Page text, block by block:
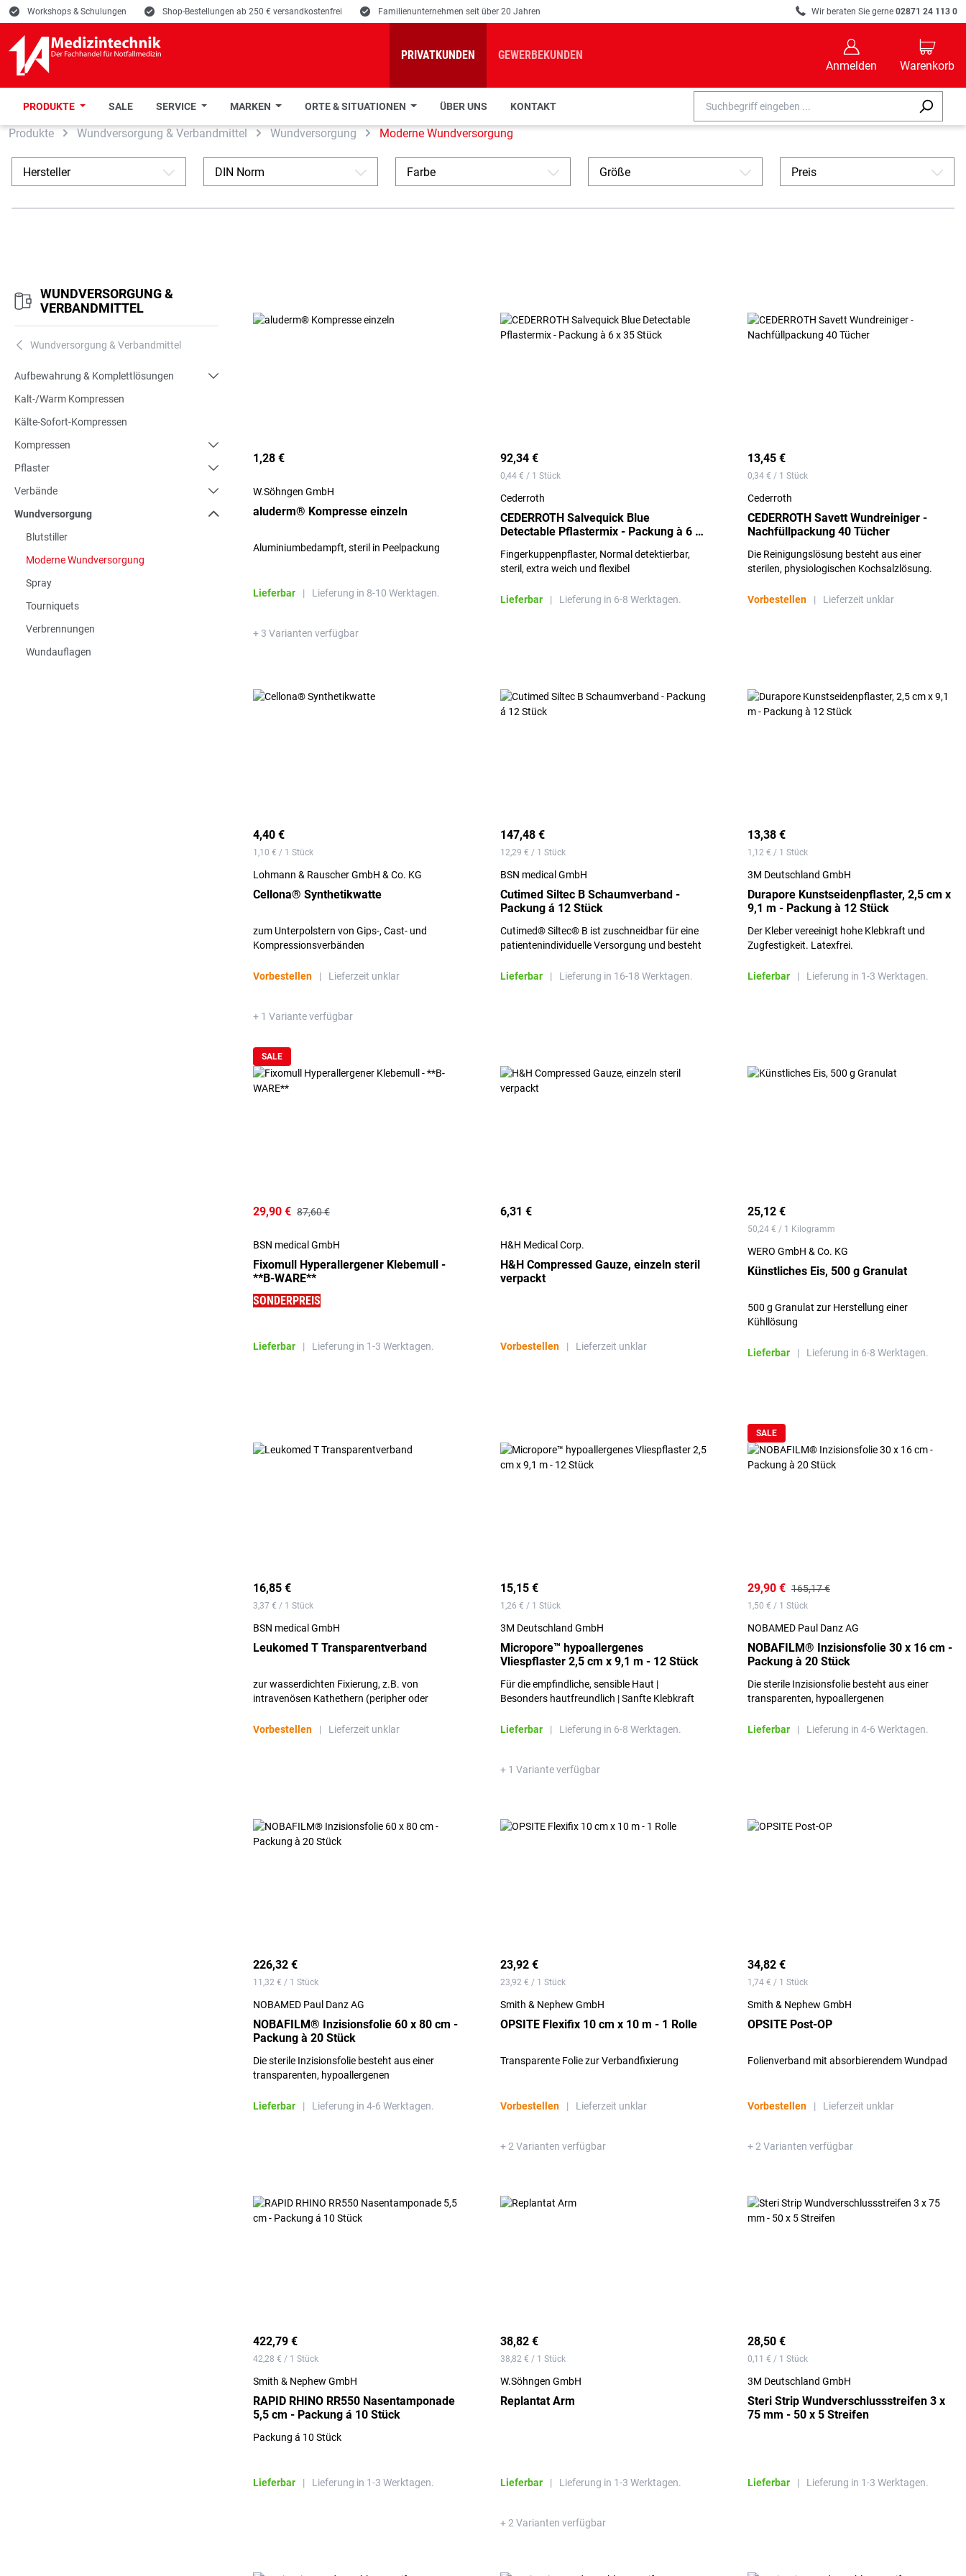
Hauptinhalt springen
Zur Suche springen
Zur Hauptnavigation springen
E Workshops & Schulungen E Shop-Bestellungen ab 250 € versandkostenfrei E Familienunternehmen seit über 20 Jahren R Wir beraten Sie gerne 02871 24 113 0
PRIVATKUNDEN GEWERBEKUNDEN
B
Anmelden
C
Warenkorb
PRODUKTE SALE SERVICE MARKEN ORTE & SITUATIONEN ÜBER UNS KONTAKT
Produkte Wundversorgung & Verbandmittel Wundversorgung Moderne Wundversorgung
Hersteller A DIN Norm A Farbe A Größe A Preis A
WUNDVERSORGUNG &
VERBANDMITTEL
A Wundversorgung & Verbandmittel
Aufbewahrung & Komplettlösungen
Kalt-/Warm Kompressen
Kälte-Sofort-Kompressen
Kompressen
Pflaster
Verbände
Wundversorgung
Blutstiller
Moderne Wundversorgung
Spray
Tourniquets
Verbrennungen
Wundauflagen
1,28 €
W.Söhngen GmbH
aluderm® Kompresse einzeln
Aluminiumbedampft, steril in Peelpackung
Lieferbar | Lieferung in 8-10 Werktagen.
+ 3 Varianten verfügbar
92,34 €
0,44 € / 1 Stück
Cederroth
CEDERROTH Salvequick Blue
Detectable Pflastermix - Packung à 6 x
Fingerkuppenpflaster, Normal detektierbar,
steril, extra weich und flexibel
Lieferbar | Lieferung in 6-8 Werktagen.
13,45 €
0,34 € / 1 Stück
Cederroth
CEDERROTH Savett Wundreiniger -
Nachfüllpackung 40 Tücher
Die Reinigungslösung besteht aus einer
sterilen, physiologischen Kochsalzlösung.
Vorbestellen | Lieferzeit unklar
4,40 €
1,10 € / 1 Stück
Lohmann & Rauscher GmbH & Co. KG
Cellona® Synthetikwatte
zum Unterpolstern von Gips-, Cast- und
Kompressionsverbänden
Vorbestellen | Lieferzeit unklar
+ 1 Variante verfügbar
147,48 €
12,29 € / 1 Stück
BSN medical GmbH
Cutimed Siltec B Schaumverband -
Packung á 12 Stück
Cutimed® Siltec® B ist zuschneidbar für eine
patientenindividuelle Versorgung und besteht
Silikonfilm inkl. Haftrand und ist zum Duschen
Lieferbar | Lieferung in 16-18 Werktagen.
13,38 €
1,12 € / 1 Stück
3M Deutschland GmbH
Durapore Kunstseidenpflaster, 2,5 cm x
9,1 m - Packung à 12 Stück
Der Kleber vereeinigt hohe Klebkraft und
Zugfestigkeit. Latexfrei.
Lieferbar | Lieferung in 1-3 Werktagen.
SALE
29,90 € 87,60 €
BSN medical GmbH
Fixomull Hyperallergener Klebemull -
**B-WARE**
SONDERPREIS
Lieferbar | Lieferung in 1-3 Werktagen.
6,31 €
H&H Medical Corp.
H&H Compressed Gauze, einzeln steril
verpackt
Vorbestellen | Lieferzeit unklar
25,12 €
50,24 € / 1 Kilogramm
WERO GmbH & Co. KG
Künstliches Eis, 500 g Granulat
500 g Granulat zur Herstellung einer
Kühllösung
Lieferbar | Lieferung in 6-8 Werktagen.
16,85 €
3,37 € / 1 Stück
BSN medical GmbH
Leukomed T Transparentverband
zur wasserdichten Fixierung, z.B. von
intravenösen Kathethern (peripher oder
Vorbestellen
| Lieferzeit unklar
15,15 €
1,26 € / 1 Stück
3M Deutschland GmbH
Micropore™ hypoallergenes
Vliespflaster 2,5 cm x 9,1 m - 12 Stück
Für die empfindliche, sensible Haut |
Besonders hautfreundlich | Sanfte Klebkraft
Lieferbar | Lieferung in 6-8 Werktagen.
+ 1 Variante verfügbar
SALE
29,90 € 165,17 €
1,50 € / 1 Stück
NOBAMED Paul Danz AG
NOBAFILM® Inzisionsfolie 30 x 16 cm -
Packung à 20 Stück
Die sterile Inzisionsfolie besteht aus einer
transparenten, hypoallergenen
hypoallergenen Kleber versehen.
Lieferbar | Lieferung in 4-6 Werktagen.
226,32 €
11,32 € / 1 Stück
NOBAMED Paul Danz AG
NOBAFILM® Inzisionsfolie 60 x 80 cm -
Packung à 20 Stück
Die sterile Inzisionsfolie besteht aus einer
transparenten, hypoallergenen
hypoallergenen Kleber versehen.
Lieferbar | Lieferung in 4-6 Werktagen.
23,92 €
23,92 € / 1 Stück
Smith & Nephew GmbH
OPSITE Flexifix 10 cm x 10 m - 1 Rolle
Transparente Folie zur Verbandfixierung
Vorbestellen | Lieferzeit unklar
+ 2 Varianten verfügbar
34,82 €
1,74 € / 1 Stück
Smith & Nephew GmbH
OPSITE Post-OP
Folienverband mit absorbierendem Wundpad
Vorbestellen | Lieferzeit unklar
+ 2 Varianten verfügbar
422,79 €
42,28 € / 1 Stück
Smith & Nephew GmbH
RAPID RHINO RR550 Nasentamponade
5,5 cm - Packung á 10 Stück
Packung á 10 Stück
Lieferbar | Lieferung in 1-3 Werktagen.
38,82 €
38,82 € / 1 Stück
W.Söhngen GmbH
Replantat Arm
Lieferbar | Lieferung in 1-3 Werktagen.
+ 2 Varianten verfügbar
28,50 €
0,11 € / 1 Stück
3M Deutschland GmbH
Steri Strip Wundverschlussstreifen 3 x
75 mm - 50 x 5 Streifen
Lieferbar | Lieferung in 1-3 Werktagen.